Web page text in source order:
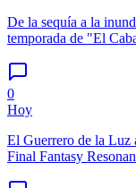
De la sequía a la
temporada de "El
0
Hoy
El Guerrero de la Luz
Final Fantasy